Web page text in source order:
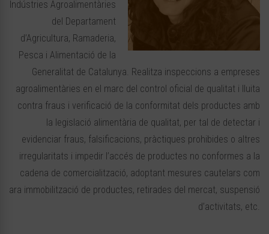
Indústries Agroalimentàries
del Departament
d’Agricultura, Ramaderia,
Pesca i Alimentació de la
Generalitat de Catalunya. Realitza inspeccions a empreses
agroalimentàries en el marc del control oficial de qualitat i lluita
contra fraus i verificació de la conformitat dels productes amb
la legislació alimentària de qualitat, per tal de detectar i
evidenciar fraus, falsificacions, pràctiques prohibides o altres
irregularitats i impedir l’accés de productes no conformes a la
cadena de comercialització, adoptant mesures cautelars com
ara immobilització de productes, retirades del mercat, suspensió
d’activitats, etc.